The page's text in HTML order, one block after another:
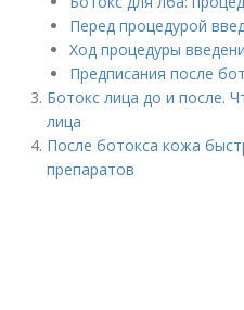
Перед процедурой
Ход процедуры
Предписания после
Ботокс лица до и после.
лица
После ботокса кожа
препаратов